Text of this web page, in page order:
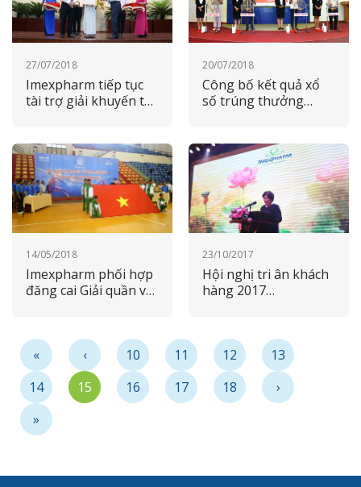
27/07/2018
Imexpharm tiếp tục
tài trợ giải khuyến tài
20/07/2018
Công bố kết quả xổ
số trúng thưởng
khỏe
14/05/2018
Imexpharm phối hợp
đăng cai Giải quần vợt
Thơ
23/10/2017
Hội nghị tri ân khách
hàng 2017
«
‹ 10 11 12
13
14
15 16 17 18
›
»